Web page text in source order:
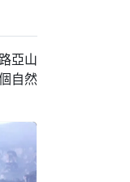
亞山
自然